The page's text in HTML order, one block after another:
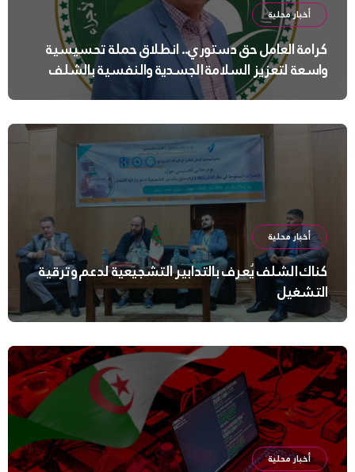
أخبار محلية
كرامة العامل حق دستوري.. انطلاق حملة تحسيسية
واسعة لتعزيز السلامة الجسدية والنفسية بالشلف
أخبار محلية
كناك الشلف يُعرف بالتدابير التشجيعية لدعم وترقية
التشغيل
أخبار محلية